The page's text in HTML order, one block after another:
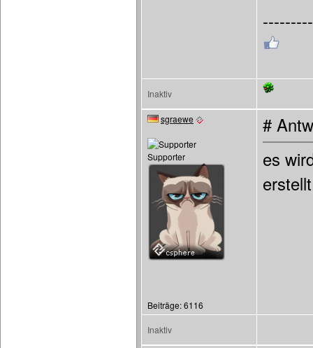
Inaktiv
sgraewe
Supporter
Beiträge: 6116
#
es
erstellt
Inaktiv